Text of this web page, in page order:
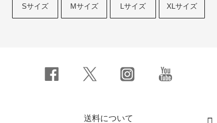
Sサイズ Mサイズ Lサイズ XLサイズ
送料について